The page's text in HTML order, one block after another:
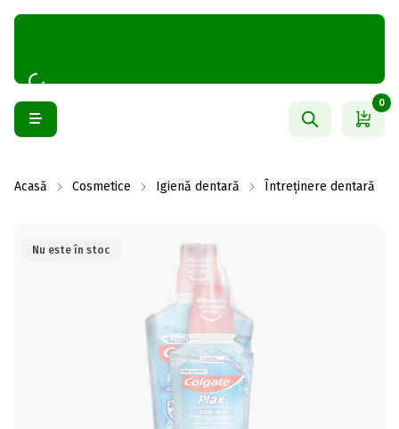
0
Acasă Cosmetice Igienă dentară Întreținere dentară
Nu este în stoc